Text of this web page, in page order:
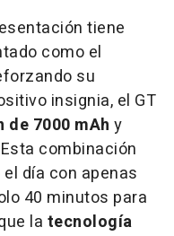
tiene
como el
su
insignia, el GT
7000 mAh y
combinación
día con apenas
40 minutos para
la tecnología